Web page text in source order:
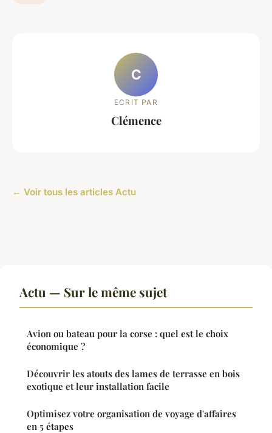
C
ECRIT PAR
Clémence
← Voir tous les articles Actu
Actu — Sur le même sujet
Avion ou bateau pour la corse : quel est le choix
économique ?
Découvrir les atouts des lames de terrasse en bois
exotique et leur installation facile
Optimisez votre organisation de voyage d'affaires
en 5 étapes